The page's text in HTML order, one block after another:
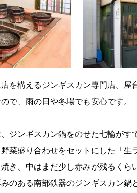
を構えるジンギスカン専門店。屋
で、雨の日や冬場でも安心です。
ジンギスカン鍋をのせた七輪がす
菜盛り合わせをセットにした「生
き、中はまだ少し赤みが残るくら
のある南部鉄器のジンギスカン鍋